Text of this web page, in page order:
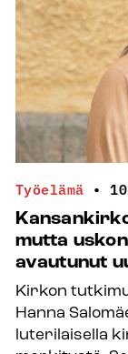
–
Henri
uutta
Työelämä •
mutta
avautunut
Kirkon
Hanna
luterilaisella